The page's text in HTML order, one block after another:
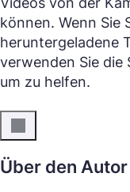
können. Wenn Sie
heruntergeladene
verwenden Sie die
um zu helfen.
Über den Autor